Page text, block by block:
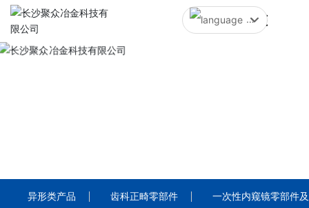
中文简体
异形类产品 齿科正畸零部件 一次性内窥镜零部件